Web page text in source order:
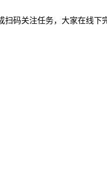
码关注任务，大家在线下